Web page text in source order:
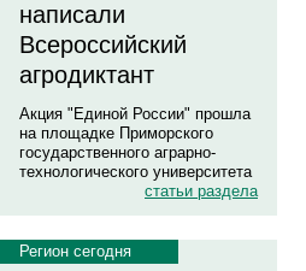
написали
Всероссийский
агродиктант
Акция "Единой России" прошла
на площадке Приморского
государственного аграрно-
технологического университета
статьи раздела
Регион сегодня